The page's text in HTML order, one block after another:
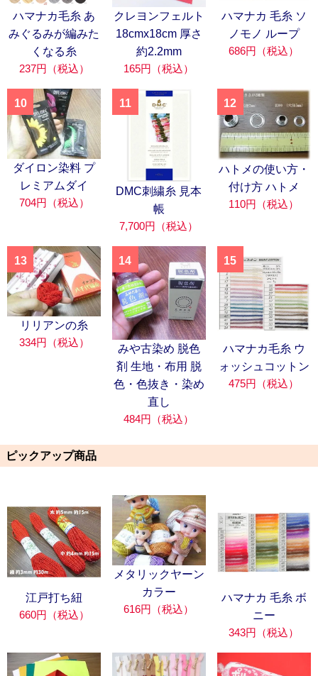
ハマナカ毛糸 あ
みぐるみが編みた
くなる糸
237円（税込）
クレヨンフェルト
18cmx18cm 厚さ
約2.2mm
165円（税込）
ハマナカ 毛糸 ソ
ノモノ ループ
686円（税込）
10
ダイロン染料 プ
レミアムダイ
704円（税込）
11
DMC刺繍糸 見本
帳
7,700円（税込）
12
ハトメの使い方・
付け方 ハトメ
110円（税込）
13
リリアンの糸
334円（税込）
14
みや古染め 脱色
剤 生地・布用 脱
色・色抜き・染め
直し
484円（税込）
15
ハマナカ毛糸 ウ
ォッシュコットン
475円（税込）
ピックアップ商品
江戸打ち紐
660円（税込）
メタリックヤーン
カラー
616円（税込）
ハマナカ 毛糸 ボ
ニー
343円（税込）